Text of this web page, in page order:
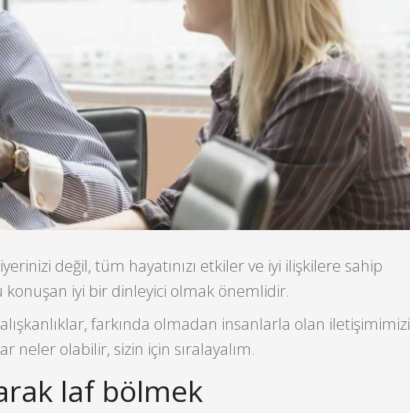
değil, tüm hayatınızı etkiler ve iyi ilişkilere sahip
konuşan iyi bir dinleyici olmak önemlidir.
farkında olmadan insanlarla olan iletişimimizi
neler olabilir, sizin için sıralayalım.
laf bölmek